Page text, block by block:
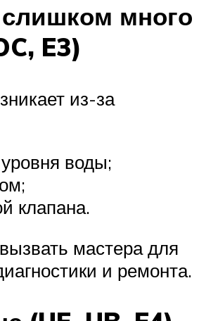
много
E3)
из-за
воды;
клапана.
мастера для
и ремонта.